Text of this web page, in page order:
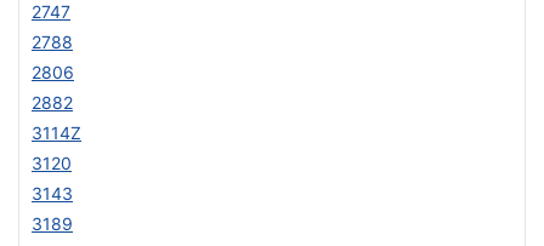
2747
2788
2806
2882
3114Z
3120
3143
3189